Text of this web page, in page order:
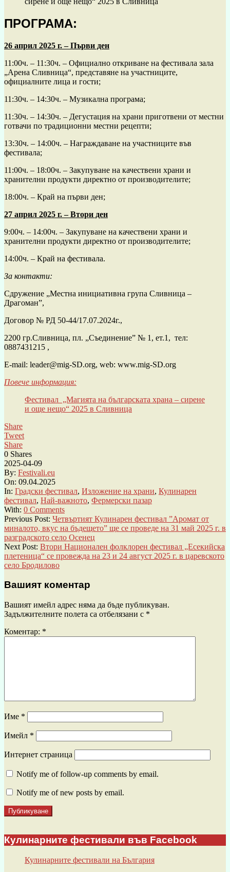
ПРОГРАМА:
26 април 2025 г. – Първи ден
11:00ч. – 11:30ч. – Официално откриване на фестивала зала
„Арена Сливница“, представяне на участниците,
официалните лица и гости;
11:30ч. – 14:30ч. – Музикална програма;
11:30ч. – 14:30ч. – Дегустация на храни приготвени от местни
готвачи по традиционни местни рецепти;
13:30ч. – 14:00ч. – Награждаване на участниците във
фестивала;
11:00ч. – 18:00ч. – Закупуване на качествени храни и
хранителни продукти директно от производителите;
18:00ч. – Край на първи ден;
27 април 2025 г. – Втори ден
9:00ч. – 14:00ч. – Закупуване на качествени храни и
хранителни продукти директно от производителите;
14:00ч. – Край на фестивала.
За контакти:
Сдружение „Местна инициативна група Сливница –
Драгоман”,
Договор № РД 50-44/17.07.2024г.,
2200 гр.Сливница, пл. „Съединение” № 1, ет.1, тел:
0887431215 ,
E-mail: leader@mig-SD.org, web: www.mig-SD.org
Повече информация:
Фестивал „Магията на българската храна – сирене
и още нещо“ 2025 в Сливница
Share
Tweet
Share
0 Shares
2025-04-09
By: Festivali.eu
On: 09.04.2025
In: Градски фестивал, Изложение на храни, Кулинарен
фестивал, Най-важното, Фермерски пазар
With: 0 Comments
Previous Post: Четвъртият Кулинарен фестивал ”Аромат от
миналото, вкус на бъдещето” ще се проведе на 31 май 2025 г. в
разградското село Осенец
Next Post: Втори Национален фолклорен фестивал „Есекийска
плетеница“ се провежда на 23 и 24 август 2025 г. в царевското
село Бродилово
Вашият коментар
Вашият имейл адрес няма да бъде публикуван.
Задължителните полета са отбелязани с *
Коментар: *
Име *
Имейл *
Интернет страница
Notify me of follow-up comments by email.
Notify me of new posts by email.
Кулинарните фестивали във Facebook
Кулинарните фестивали на България